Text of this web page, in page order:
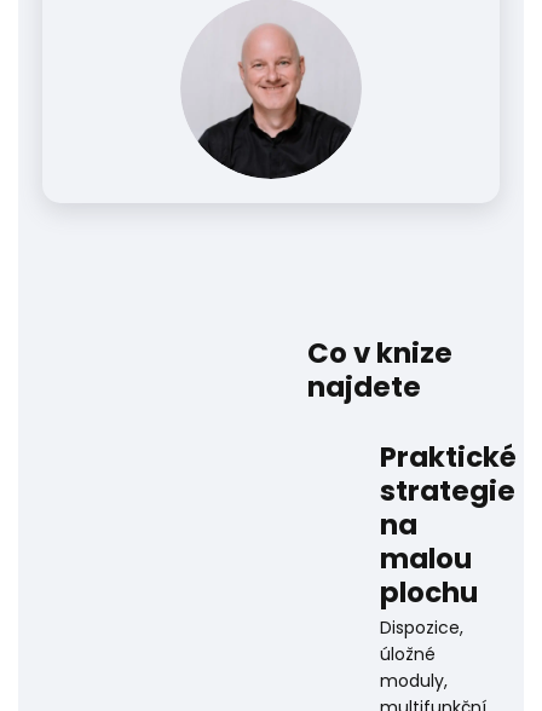
Co v knize
najdete
Praktické
strategie
na
malou
plochu
Dispozice,
úložné
moduly,